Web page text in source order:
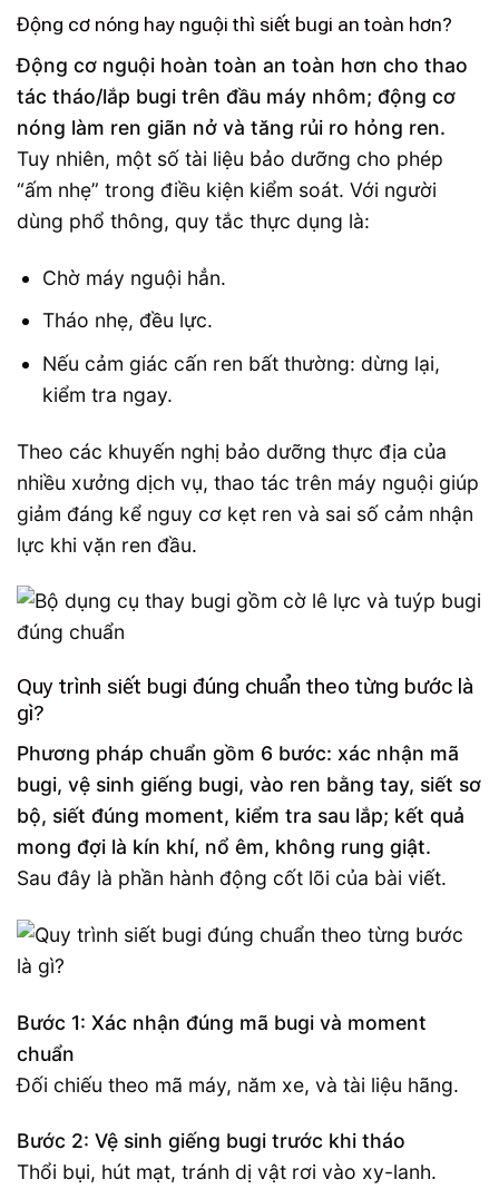
Động cơ nóng hay nguội thì siết bugi an toàn hơn?
Động cơ nguội hoàn toàn an toàn hơn cho thao
tác tháo/lắp bugi trên đầu máy nhôm; động cơ
nóng làm ren giãn nở và tăng rủi ro hỏng ren.
Tuy nhiên, một số tài liệu bảo dưỡng cho phép
“ấm nhẹ” trong điều kiện kiểm soát. Với người
dùng phổ thông, quy tắc thực dụng là:
Chờ máy nguội hẳn.
Tháo nhẹ, đều lực.
Nếu cảm giác cấn ren bất thường: dừng lại,
kiểm tra ngay.
Theo các khuyến nghị bảo dưỡng thực địa của
nhiều xưởng dịch vụ, thao tác trên máy nguội giúp
giảm đáng kể nguy cơ kẹt ren và sai số cảm nhận
lực khi vặn ren đầu.
Quy trình siết bugi đúng chuẩn theo từng bước là
gì?
Phương pháp chuẩn gồm 6 bước: xác nhận mã
bugi, vệ sinh giếng bugi, vào ren bằng tay, siết sơ
bộ, siết đúng moment, kiểm tra sau lắp; kết quả
mong đợi là kín khí, nổ êm, không rung giật.
Sau đây là phần hành động cốt lõi của bài viết.
Bước 1: Xác nhận đúng mã bugi và moment
chuẩn
Đối chiếu theo mã máy, năm xe, và tài liệu hãng.
Bước 2: Vệ sinh giếng bugi trước khi tháo
Thổi bụi, hút mạt, tránh dị vật rơi vào xy-lanh.